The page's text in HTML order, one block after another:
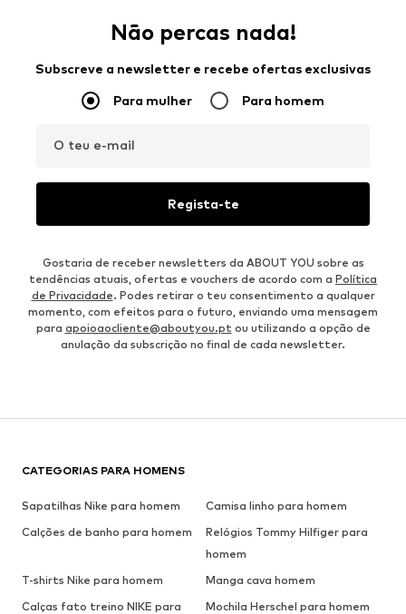
Não percas nada!
Subscreve a newsletter e recebe ofertas exclusivas
Para mulher Para homem
O teu e-mail
Regista-te
Gostaria de receber newsletters da ABOUT YOU sobre as
tendências atuais, ofertas e vouchers de acordo com a Política
de Privacidade. Podes retirar o teu consentimento a qualquer
momento, com efeitos para o futuro, enviando uma mensagem
para apoioaocliente@aboutyou.pt ou utilizando a opção de
anulação da subscrição no final de cada newsletter.
CATEGORIAS PARA HOMENS
Sapatilhas Nike para homem
Camisa linho para homem
Calções de banho para homem
Relógios Tommy Hilfiger para
homem
T-shirts Nike para homem
Manga cava homem
Calças fato treino NIKE para
Mochila Herschel para homem